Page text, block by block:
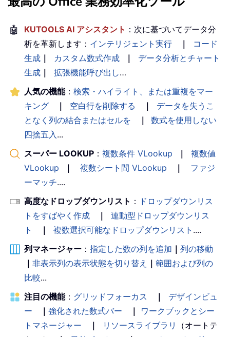
🤖 KUTOOLS AI アシスタント ：次に基づいてデータ分
析を革新します： インテリジェント実行 ｜
コード
生成 ｜ カスタム数式作成 ｜
データ分析とチャート
生成 ｜ 拡張機能呼び出し…
人気の機能： 検索・ハイライト、または重複をマー
キング
｜ 空白行を削除する ｜
データを失うこ
となく列の結合またはセルを
｜
数式を使用しない
四捨五入 ...
スーパー LOOKUP ： 複数条件 VLookup ｜
複数値
VLookup
｜ 複数シート間 VLookup ｜
ファジ
ーマッチ....
高度なドロップダウンリスト ： ドロップダウンリス
トをすばやく作成
｜
連動型ドロップダウンリス
ト
｜ 複数選択可能なドロップダウンリスト ....
列マネージャー ： 指定した数の列を追加 ｜ 列の移動
｜ 非表示列の表示状態を切り替え ｜ 範囲および列の
比較...
注目の機能： グリッドフォーカス ｜
デザインビュ
ー
｜ 強化された数式バー ｜
ワークブックとシー
トマネージャー
｜ リソースライブラリ
（オートテ